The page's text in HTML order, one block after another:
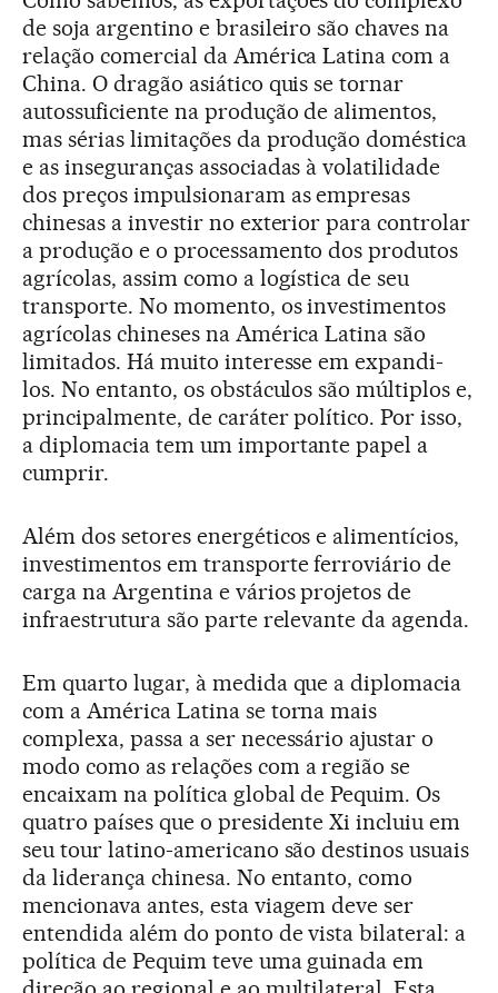
de soja argentino e brasileiro são chaves na
relação comercial da América Latina com a
China. O dragão asiático quis se tornar
autossuficiente na produção de alimentos,
mas sérias limitações da produção doméstica
e as inseguranças associadas à volatilidade
dos preços impulsionaram as empresas
chinesas a investir no exterior para controlar
a produção e o processamento dos produtos
agrícolas, assim como a logística de seu
transporte. No momento, os investimentos
agrícolas chineses na América Latina são
limitados. Há muito interesse em expandi-
los. No entanto, os obstáculos são múltiplos e,
principalmente, de caráter político. Por isso,
a diplomacia tem um importante papel a
cumprir.
Além dos setores energéticos e alimentícios,
investimentos em transporte ferroviário de
carga na Argentina e vários projetos de
infraestrutura são parte relevante da agenda.
Em quarto lugar, à medida que a diplomacia
com a América Latina se torna mais
complexa, passa a ser necessário ajustar o
modo como as relações com a região se
encaixam na política global de Pequim. Os
quatro países que o presidente Xi incluiu em
seu tour latino-americano são destinos usuais
da liderança chinesa. No entanto, como
mencionava antes, esta viagem deve ser
entendida além do ponto de vista bilateral: a
política de Pequim teve uma guinada em